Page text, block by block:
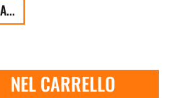
NEL CARRELLO